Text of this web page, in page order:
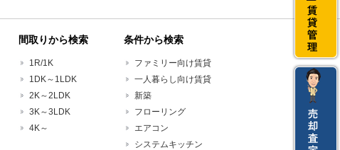
間取りから検索
1R/1K
1DK～1LDK
2K～2LDK
3K～3LDK
4K～
条件から検索
ファミリー向け賃貸
一人暮らし向け賃貸
新築
フローリング
エアコン
システムキッチン